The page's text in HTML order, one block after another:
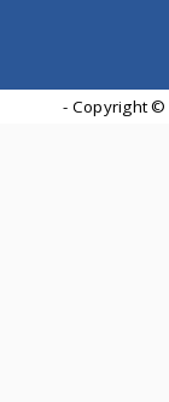
- Copyright ©